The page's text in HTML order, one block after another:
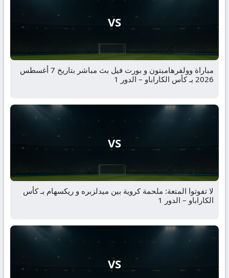
VS
مباراة وولفرهامبتون و بورت فيل بث مباشر بتاريخ 7 أغسطس
2026 بـ كأس الكاراباو – الدور 1
VS
لا تفوتوا المتعة: ملحمة كروية بين ميدلزبره و ريكسهام بـ كأس
الكاراباو – الدور 1
VS